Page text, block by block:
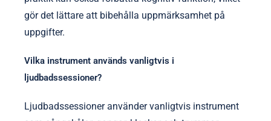
gör det lättare att bibehålla uppmärksamhet på
uppgifter.
Vilka instrument används vanligtvis i
ljudbadssessioner?
Ljudbadssessioner använder vanligtvis instrument